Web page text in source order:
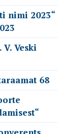
nimi 2023“
Veski
68